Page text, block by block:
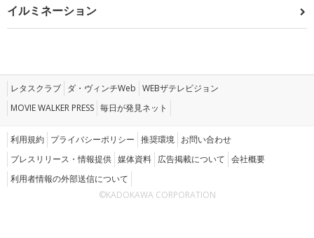
イルミネーション
レタスクラブ ダ・ヴィンチWeb WEBザテレビジョン
MOVIE WALKER PRESS 毎日が発見ネット
利用規約 プライバシーポリシー 推奨環境 お問い合わせ
プレスリリース・情報提供 媒体資料 広告掲載について 会社概要
利用者情報の外部送信について
©KADOKAWA CORPORATION